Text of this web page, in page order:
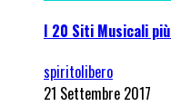
I 20 Siti Musicali
spiritolibero
21 Settembre 2017